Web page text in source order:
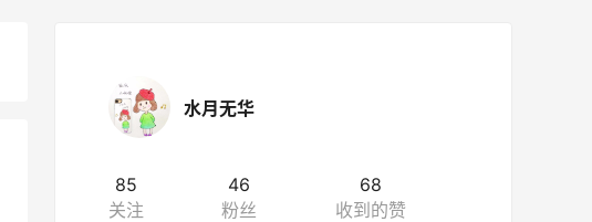
水月无华
85
关注
46
粉丝
68
收到的赞